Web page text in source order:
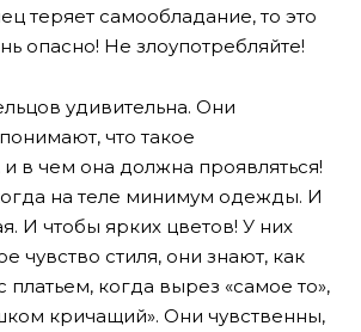
теряет самообладание, то это
опасно! Не злоупотребляйте!
удивительна. Они
что такое
в чем она должна проявляться!
на теле минимум одежды. И
И чтобы ярких цветов! У них
чувство стиля, они знают, как
платьем, когда вырез «самое то»,
кричащий». Они чувственны,